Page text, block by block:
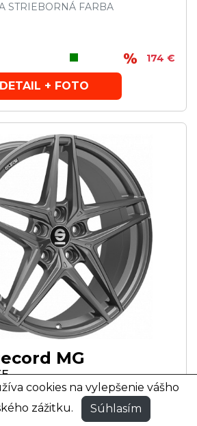
STRIEBORNÁ FARBA
174 €
DETAIL + FOTO
MG
FARBA
cookies na vylepšenie vášho
zážitku.
Súhlasím